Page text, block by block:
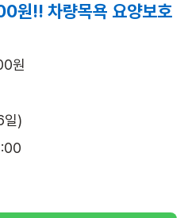
원!! 차량목욕 요양보호
원
일)